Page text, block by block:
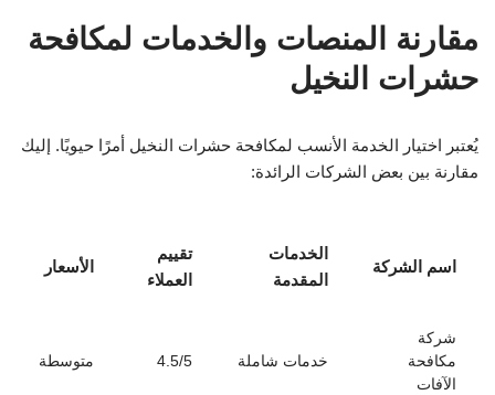
مقارنة المنصات والخدمات لمكافحة
حشرات النخيل
يُعتبر اختيار الخدمة الأنسب لمكافحة حشرات النخيل أمرًا حيويًا. إليك
مقارنة بين بعض الشركات الرائدة:
اسم الشركة
الخدمات
المقدمة
تقييم
العملاء
الأسعار
شركة
مكافحة
الآفات
خدمات شاملة 4.5/5 متوسطة